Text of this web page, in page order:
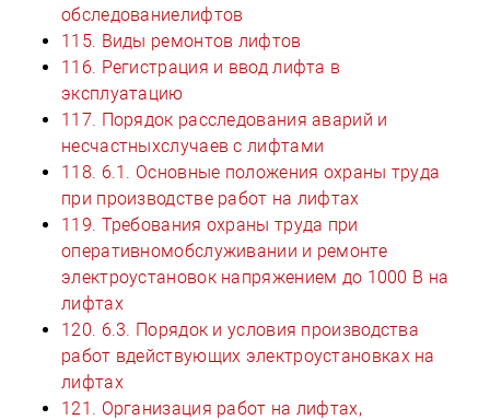
обследованиелифтов
115. Виды ремонтов лифтов
116. Регистрация и ввод лифта в
эксплуатацию
117. Порядок расследования аварий и
несчастныхслучаев с лифтами
118. 6.1. Основные положения охраны труда
при производстве работ на лифтах
119. Требования охраны труда при
оперативномобслуживании и ремонте
электроустановок напряжением до 1000 В на
лифтах
120. 6.3. Порядок и условия производства
работ вдействующих электроустановках на
лифтах
121. Организация работ на лифтах,